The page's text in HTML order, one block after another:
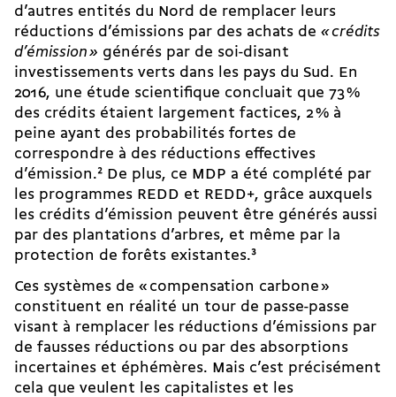
d’autres entités du Nord de remplacer leurs
réductions d’émissions par des achats de « crédits
d’émission » générés par de soi-disant
investissements verts dans les pays du Sud. En
2016, une étude scientifique concluait que 73 %
des crédits étaient largement factices, 2 % à
peine ayant des probabilités fortes de
correspondre à des réductions effectives
d’émission.2 De plus, ce MDP a été complété par
les programmes REDD et REDD+, grâce auxquels
les crédits d’émission peuvent être générés aussi
par des plantations d’arbres, et même par la
protection de forêts existantes.3
Ces systèmes de « compensation carbone »
constituent en réalité un tour de passe-passe
visant à remplacer les réductions d’émissions par
de fausses réductions ou par des absorptions
incertaines et éphémères. Mais c’est précisément
cela que veulent les capitalistes et les